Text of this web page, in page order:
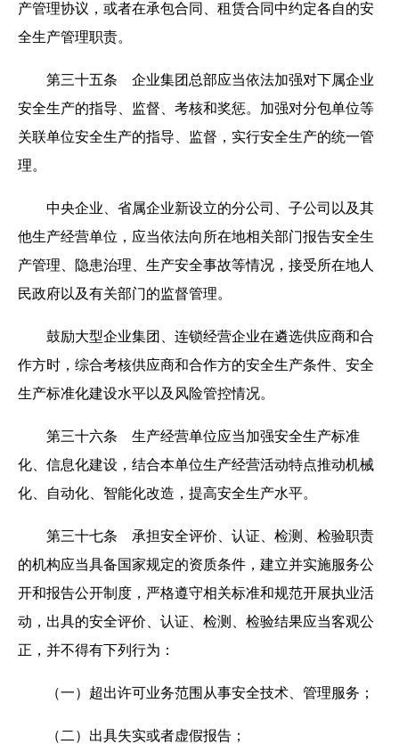
产管理协议，或者在承包合同、租赁合同中约定各自的安
全生产管理职责。
第三十五条 企业集团总部应当依法加强对下属企业
安全生产的指导、监督、考核和奖惩。加强对分包单位等
关联单位安全生产的指导、监督，实行安全生产的统一管
理。
中央企业、省属企业新设立的分公司、子公司以及其
他生产经营单位，应当依法向所在地相关部门报告安全生
产管理、隐患治理、生产安全事故等情况，接受所在地人
民政府以及有关部门的监督管理。
鼓励大型企业集团、连锁经营企业在遴选供应商和合
作方时，综合考核供应商和合作方的安全生产条件、安全
生产标准化建设水平以及风险管控情况。
第三十六条 生产经营单位应当加强安全生产标准
化、信息化建设，结合本单位生产经营活动特点推动机械
化、自动化、智能化改造，提高安全生产水平。
第三十七条 承担安全评价、认证、检测、检验职责
的机构应当具备国家规定的资质条件，建立并实施服务公
开和报告公开制度，严格遵守相关标准和规范开展执业活
动，出具的安全评价、认证、检测、检验结果应当客观公
正，并不得有下列行为：
（一）超出许可业务范围从事安全技术、管理服务；
（二）出具失实或者虚假报告；